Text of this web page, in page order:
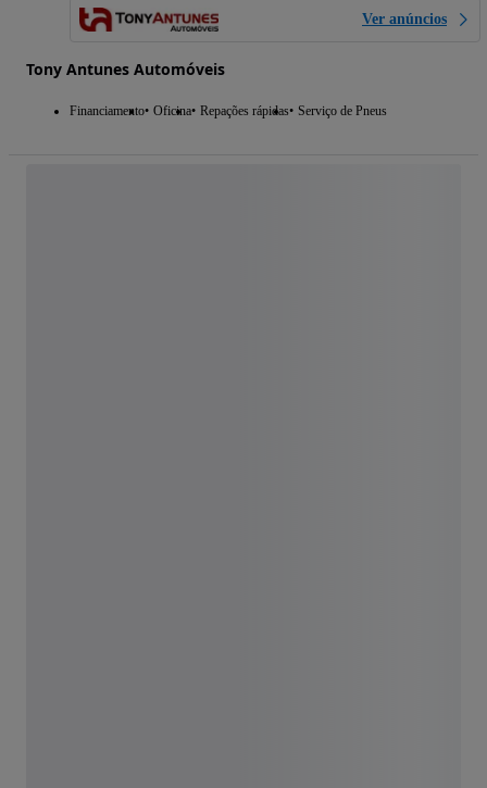
Ver anúncios
Tony Antunes Automóveis
Financiamento Oficina Repações rápidas Serviço de Pneus